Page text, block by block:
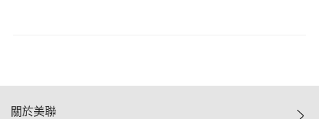
關於美聯